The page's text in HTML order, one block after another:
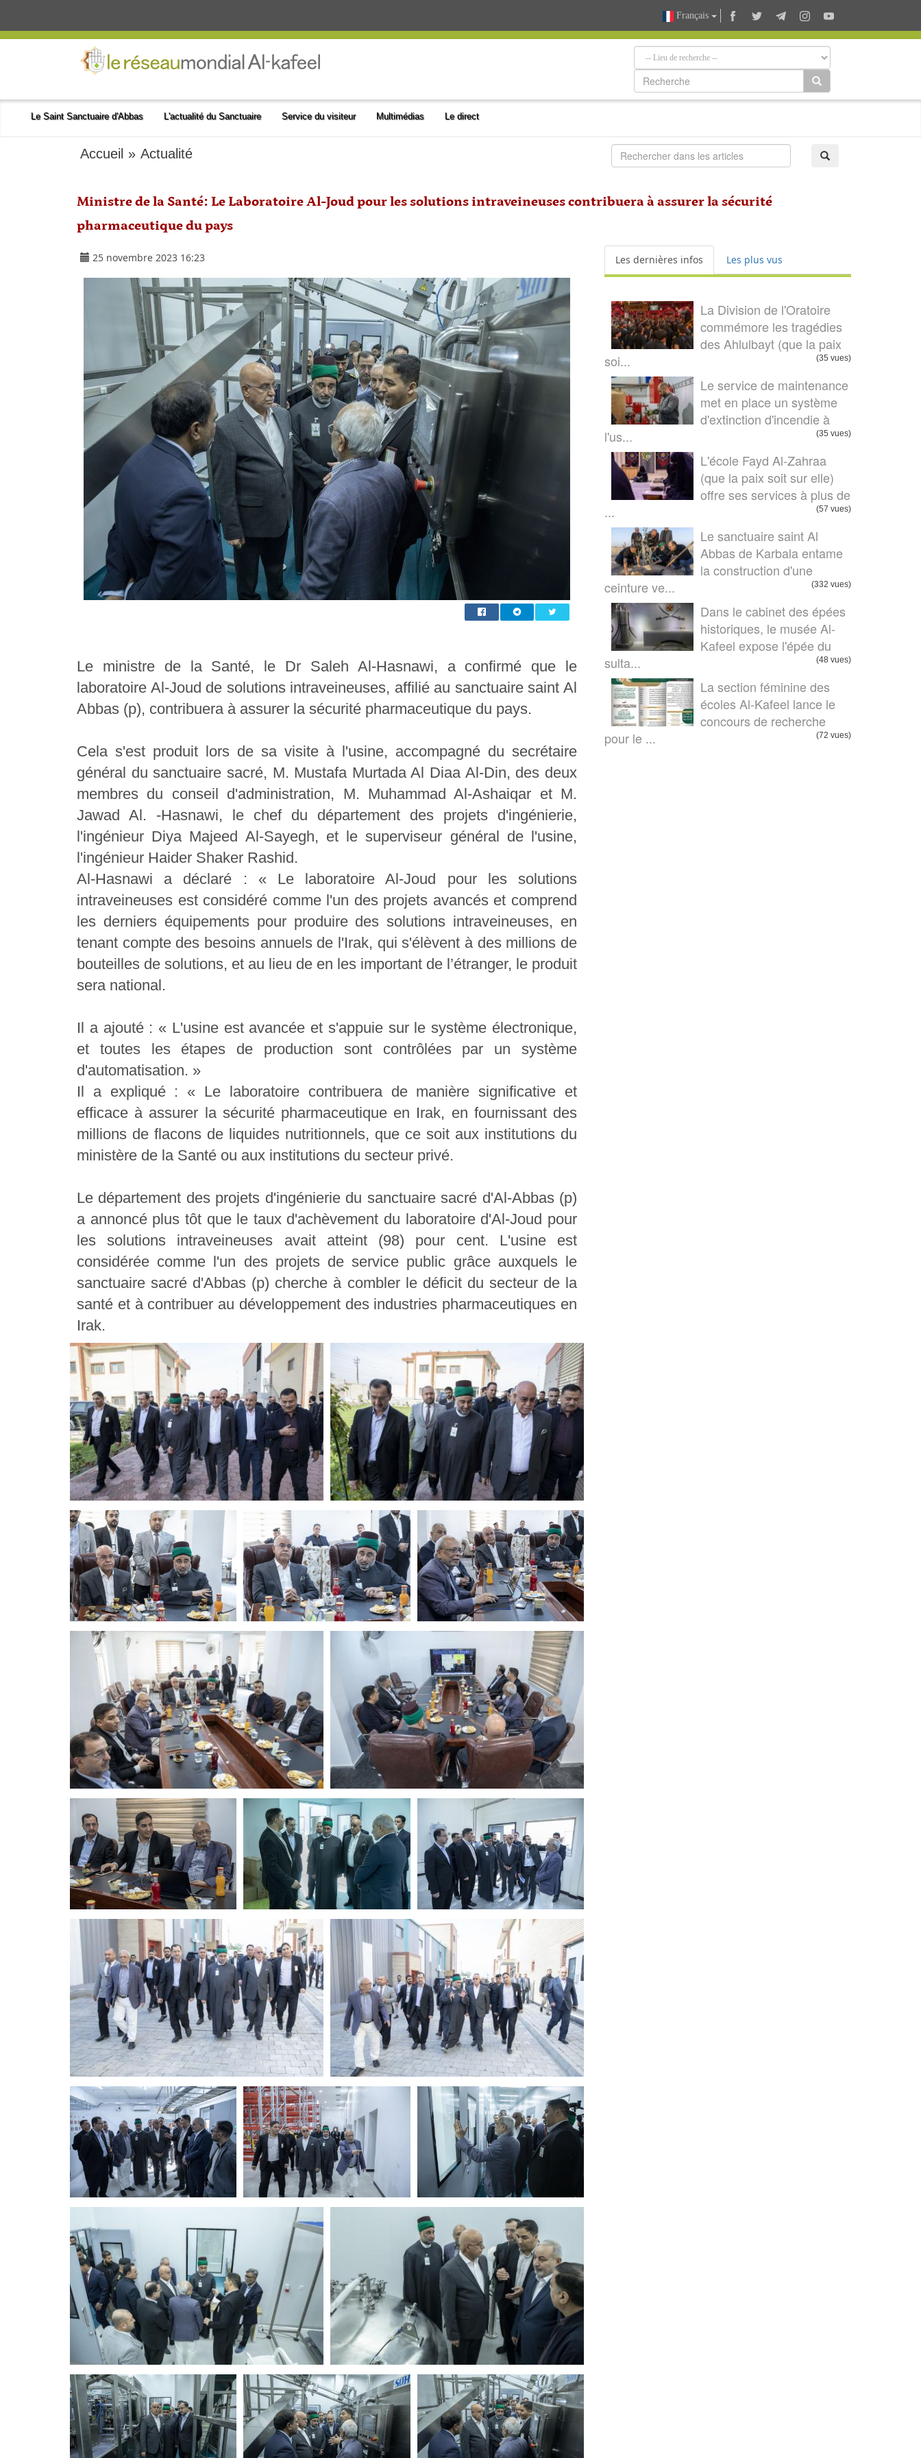
Français
Le Saint Sanctuaire d'Abbas L'actualité du Sanctuaire Service du visiteur Multimédias Le direct
Accueil »Actualité
Ministre de la Santé: Le Laboratoire Al-Joud pour les solutions intraveineuses contribuera à assurer la sécurité
pharmaceutique du pays
25 novembre 2023 16:23
Le ministre de la Santé, le Dr Saleh Al-Hasnawi, a confirmé que le
laboratoire Al-Joud de solutions intraveineuses, affilié au sanctuaire saint Al
Abbas (p), contribuera à assurer la sécurité pharmaceutique du pays.
Cela s'est produit lors de sa visite à l'usine, accompagné du secrétaire
général du sanctuaire sacré, M. Mustafa Murtada Al Diaa Al-Din, des deux
membres du conseil d'administration, M. Muhammad Al-Ashaiqar et M.
Jawad Al. -Hasnawi, le chef du département des projets d'ingénierie,
l'ingénieur Diya Majeed Al-Sayegh, et le superviseur général de l'usine,
l'ingénieur Haider Shaker Rashid.
Al-Hasnawi a déclaré : « Le laboratoire Al-Joud pour les solutions
intraveineuses est considéré comme l'un des projets avancés et comprend
les derniers équipements pour produire des solutions intraveineuses, en
tenant compte des besoins annuels de l'Irak, qui s'élèvent à des millions de
bouteilles de solutions, et au lieu de en les important de l’étranger, le produit
sera national.
Il a ajouté : « L'usine est avancée et s'appuie sur le système électronique,
et toutes les étapes de production sont contrôlées par un système
d'automatisation. »
Il a expliqué : « Le laboratoire contribuera de manière significative et
efficace à assurer la sécurité pharmaceutique en Irak, en fournissant des
millions de flacons de liquides nutritionnels, que ce soit aux institutions du
ministère de la Santé ou aux institutions du secteur privé.
Le département des projets d'ingénierie du sanctuaire sacré d'Al-Abbas (p)
a annoncé plus tôt que le taux d'achèvement du laboratoire d'Al-Joud pour
les solutions intraveineuses avait atteint (98) pour cent. L'usine est
considérée comme l'un des projets de service public grâce auxquels le
sanctuaire sacré d'Abbas (p) cherche à combler le déficit du secteur de la
santé et à contribuer au développement des industries pharmaceutiques en
Irak.
Les dernières infos Les plus vus
La Division de l'Oratoire
commémore les tragédies
des Ahlulbayt (que la paix
soi...
(35 vues)
Le service de maintenance
met en place un système
d'extinction d'incendie à
l'us...
(35 vues)
L'école Fayd Al-Zahraa
(que la paix soit sur elle)
offre ses services à plus de
...
(57 vues)
Le sanctuaire saint Al
Abbas de Karbala entame
la construction d'une
ceinture ve...
(332 vues)
Dans le cabinet des épées
historiques, le musée Al-
Kafeel expose l'épée du
sulta...
(48 vues)
La section féminine des
écoles Al-Kafeel lance le
concours de recherche
pour le ...
(72 vues)